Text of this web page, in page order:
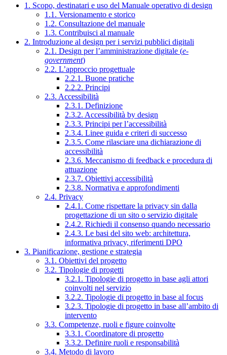
1. Scopo, destinatari e uso del Manuale operativo di design
1.1. Versionamento e storico
1.2. Consultazione del manuale
1.3. Contribuisci al manuale
2. Introduzione al design per i servizi pubblici digitali
2.1. Design per l’amministrazione digitale (e-
government)
2.2. L’approccio progettuale
2.2.1. Buone pratiche
2.2.2. Principi
2.3. Accessibilità
2.3.1. Definizione
2.3.2. Accessibilità by design
2.3.3. Principi per l’accessibilità
2.3.4. Linee guida e criteri di successo
2.3.5. Come rilasciare una dichiarazione di
accessibilità
2.3.6. Meccanismo di feedback e procedura di
attuazione
2.3.7. Obiettivi accessibilità
2.3.8. Normativa e approfondimenti
2.4. Privacy
2.4.1. Come rispettare la privacy sin dalla
progettazione di un sito o servizio digitale
2.4.2. Richiedi il consenso quando necessario
2.4.3. Le basi del sito web: architettura,
informativa privacy, riferimenti DPO
3. Pianificazione, gestione e strategia
3.1. Obiettivi del progetto
3.2. Tipologie di progetti
3.2.1. Tipologie di progetto in base agli attori
coinvolti nel servizio
3.2.2. Tipologie di progetto in base al focus
3.2.3. Tipologie di progetto in base all’ambito di
intervento
3.3. Competenze, ruoli e figure coinvolte
3.3.1. Coordinatore di progetto
3.3.2. Definire ruoli e responsabilità
3.4. Metodo di lavoro